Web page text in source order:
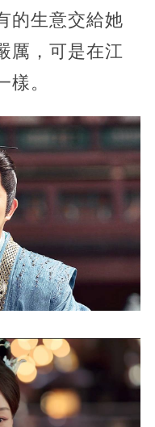
的生意交給她
厲，可是在江
。